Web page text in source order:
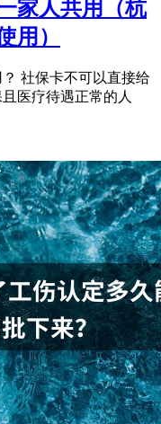
家人共用（杭
用）
社保卡不可以直接给
医疗待遇正常的人